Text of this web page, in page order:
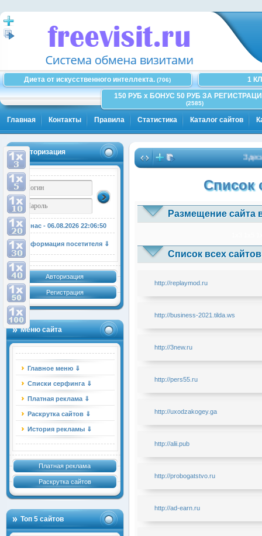
Диета от искусственного интеллекта. (706)
1
150 РУБ x БОНУС 50 РУБ ЗА
(2585)
Главная Контакты Правила Статистика Каталог сайтов
Авторизация
У нас - 06.08.2026 22:06:50
Информация посетителя ⇓
Авторизация
Регистрация
Меню сайта
Главное меню ⇓
Списки серфинга ⇓
Платная реклама ⇓
Раскрутка сайтов ⇓
История рекламы ⇓
Платная реклама
Раскрутка сайтов
Топ 5 сайтов
Здесь
Список
Размещение сайта
Список всех
http://replaymod.ru
http://business-2021.tilda.ws
http://3new.ru
http://pers55.ru
http://uxodzakogey.ga
http://alii.pub
http://probogatstvo.ru
http://ad-earn.ru